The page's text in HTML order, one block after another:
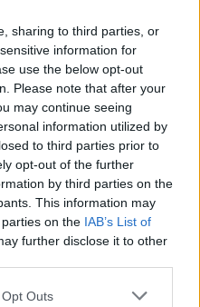
sharing to third parties, or
information for
use the below opt-out
Please note that after your
may continue seeing
information utilized by
to third parties prior to
opt-out of the further
by third parties on the
This information may
on the IAB’s List of
further disclose it to other
Outs